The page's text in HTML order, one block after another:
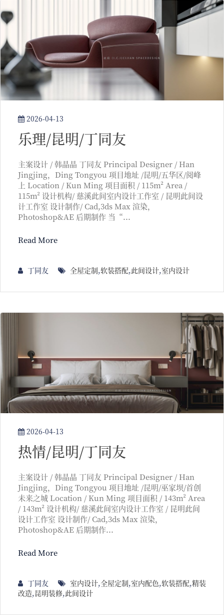
2026-04-13
乐理/昆明/丁同友
主案设计 / 韩晶晶 丁同友 Principal Designer / Han
Jingjing，Ding Tongyou 项目地址 /昆明/五华区/阅峰
上 Location / Kun Ming 项目面积 / 115m² Area /
115m² 设计机构/ 慈溪此间室内设计工作室 / 昆明此间设
计工作室 设计制作/ Cad,3ds Max 渲染，
Photoshop&AE 后期制作 当“...
Read More
丁同友 全屋定制,软装搭配,此间设计,室内设计
2026-04-13
热情/昆明/丁同友
主案设计 / 韩晶晶 丁同友 Principal Designer / Han
Jingjing，Ding Tongyou 项目地址 /昆明/巫家坝/首创
未来之城 Location / Kun Ming 项目面积 / 143m² Area
/ 143m² 设计机构/ 慈溪此间室内设计工作室 / 昆明此间
设计工作室 设计制作/ Cad,3ds Max 渲染，
Photoshop&AE 后期制作...
Read More
丁同友 室内设计,全屋定制,室内配色,软装搭配,精装
改造,昆明装修,此间设计